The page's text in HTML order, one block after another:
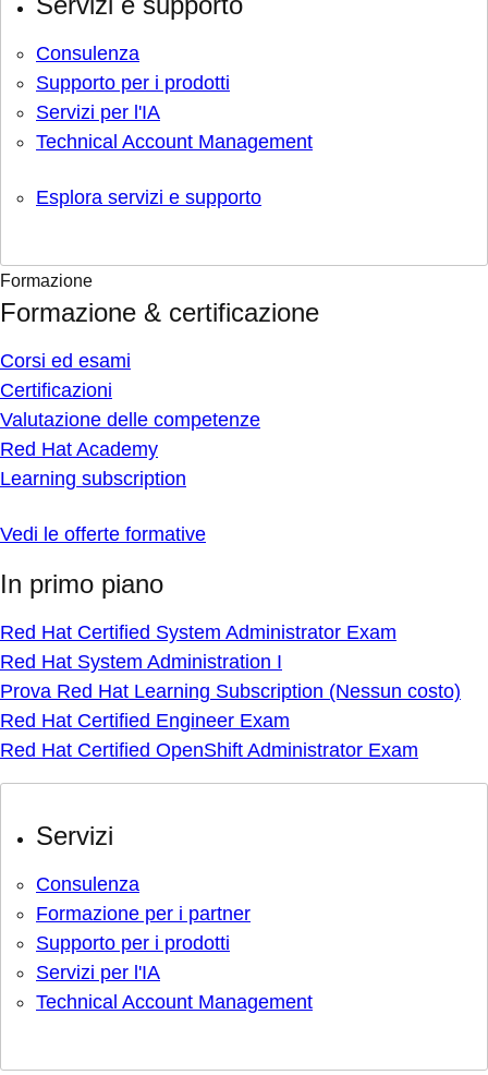
Consulenza
Supporto per i prodotti
Servizi per l'IA
Technical Account Management
Esplora servizi e supporto
Formazione
Formazione & certificazione
Corsi ed esami
Certificazioni
Valutazione delle competenze
Red Hat Academy
Learning subscription
Vedi le offerte formative
In primo piano
Red Hat Certified System Administrator Exam
Red Hat System Administration I
Prova Red Hat Learning Subscription (Nessun costo)
Red Hat Certified Engineer Exam
Red Hat Certified OpenShift Administrator Exam
Servizi
Consulenza
Formazione per i partner
Supporto per i prodotti
Servizi per l'IA
Technical Account Management